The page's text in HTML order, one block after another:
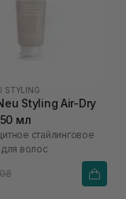
STYLING
Styling Air-Dry
мл
стайлинговое
волос